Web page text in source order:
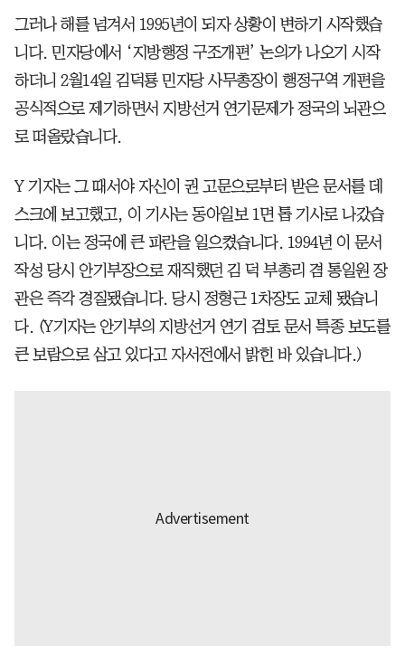
그러나 해를 넘겨서 1995년이 되자 상황이 변하기 시작했습
니다. 민자당에서 ‘지방행정 구조개편’ 논의가 나오기 시작
하더니 2월14일 김덕룡 민자당 사무총장이 행정구역 개편을
공식적으로 제기하면서 지방선거 연기문제가 정국의 뇌관으
로 떠올랐습니다.
Y 기자는 그 때서야 자신이 권 고문으로부터 받은 문서를 데
스크에 보고했고, 이 기사는 동아일보 1면 톱 기사로 나갔습
니다. 이는 정국에 큰 파란을 일으켰습니다. 1994년 이 문서
작성 당시 안기부장으로 재직했던 김 덕 부총리 겸 통일원 장
관은 즉각 경질됐습니다. 당시 정형근 1차장도 교체 됐습니
다. (Y기자는 안기부의 지방선거 연기 검토 문서 특종 보도를
큰 보람으로 삼고 있다고 자서전에서 밝힌 바 있습니다.)